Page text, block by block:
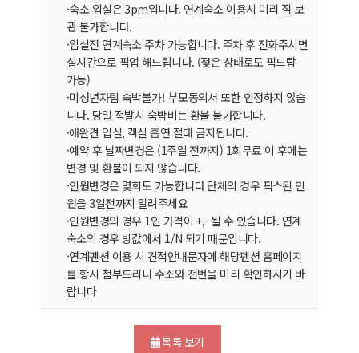
·숙소 입실은 3pm입니다. 연계숙소 이용시 미리 짐 보
관 불가합니다.
·입실전 연계숙소 주차 가능합니다. 주차 후 전화주시면
실시간으로 픽업 해드립니다. (젖은 상태로도 픽드랍
가능)
·미성년자팀 숙박불가! 부모동의서 또한 인정하지 않습
니다. 당일 적발시 숙박비는 환불 불가합니다.
·애완견 입실, 객실 흡연 절대 금지됩니다.
·예약 후 날짜변경은 (1주일 전까지) 1회무료 이 후에는
변경 및 환불이 되지 않습니다.
·인원변경은 몇회도 가능합니다 단체의 경우 픽스된 인
원을 3일전까지 알려주세요
·인원변경의 경우 1인 가격이 +,- 될 수 있습니다. 연계
숙소의 경우 방값에서 1/N 되기 때문입니다.
·연계펜션 이용 시 견적안내문자에 해당펜션 홈페이지
를 항시 첨부드리니 주소와 전번을 미리 확인하시기 바
랍니다
목록 보기